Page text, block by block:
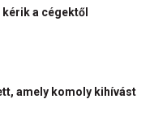
kérik a cégektől
amely komoly kihívást